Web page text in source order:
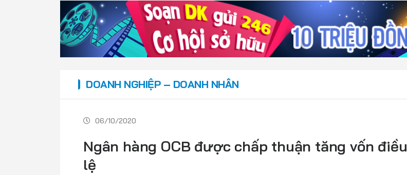
Kinh tế - Tiêu dùng
Đời sống
Doanh nghiệp – Doanh nhân
Đồ uống
DOANH NGHIỆP – DOANH NHÂN
06/10/2020
Ngân hàng OCB được chấp thuận tăng vốn điều
lệ